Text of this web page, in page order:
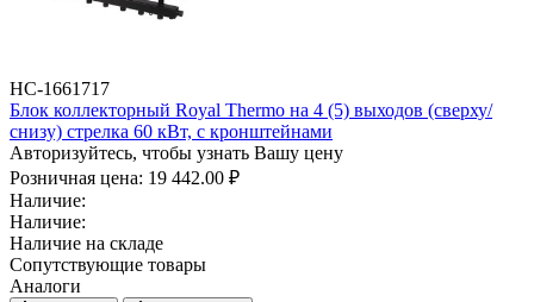
НС-1661717
Блок коллекторный Royal Thermo на 4 (5) выходов (сверху/
снизу) стрелка 60 кВт, с кронштейнами
Авторизуйтесь, чтобы узнать Вашу цену
Розничная цена: 19 442.00 ₽
Наличие:
Наличие:
Наличие на складе
Сопутствующие товары
Аналоги